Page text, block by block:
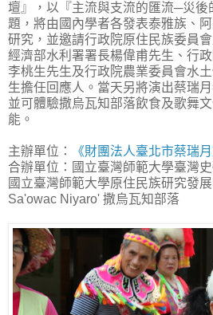
壇』，以『主流與支流的匯流─災後
題，將由國內學者各發表泰雅族、
研究，並邀請行政院原住民族委員
經濟部水利署署長楊偉甫先生、行
李桃生先生及行政院農業委員會水
生擔任回應人。當天另將演出蔡瑞
並可體驗撒烏瓦知部落飲食及歌舞
能。
主辦單位：
《財團法人臺北市蔡瑞
合辦單位：國立臺灣師範大學臺灣
國立臺灣師範大學原住民族研究發
Sa'owac Niyaro' 撒烏瓦知部落